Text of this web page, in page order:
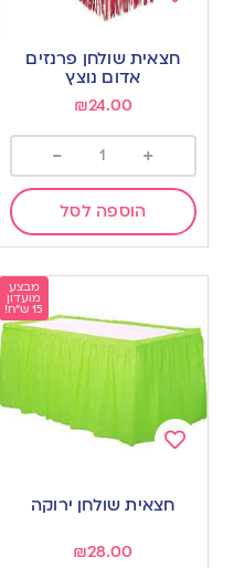
wishlist
חצאית שולחן פרנזים
אדום נוצץ
₪24.00
+
-
הוספה לסל
מבצע
מועדון
15 ש"ח!
wishlist
חצאית שולחן ירוקה
₪28.00